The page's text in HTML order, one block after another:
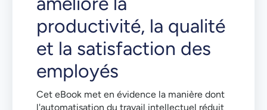
productivité, la qualité
et la satisfaction des
employés
Cet eBook met en évidence la manière dont
l'automatisation du travail intellectuel réduit